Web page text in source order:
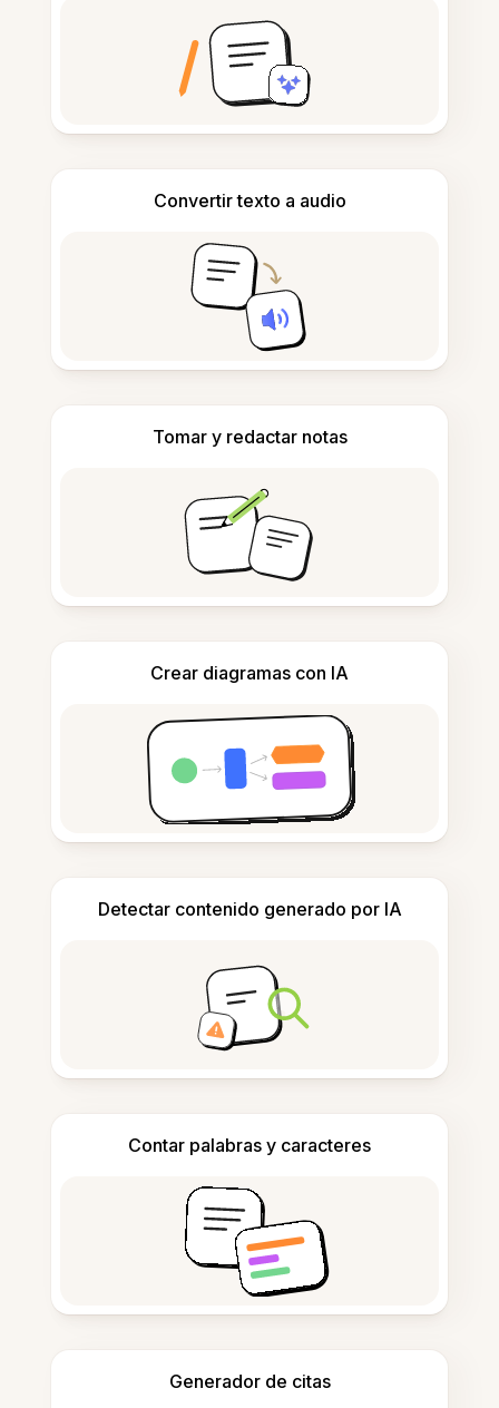
Convertir texto a audio
Tomar y redactar notas
Crear diagramas con IA
Detectar contenido generado por IA
Contar palabras y caracteres
Generador de citas